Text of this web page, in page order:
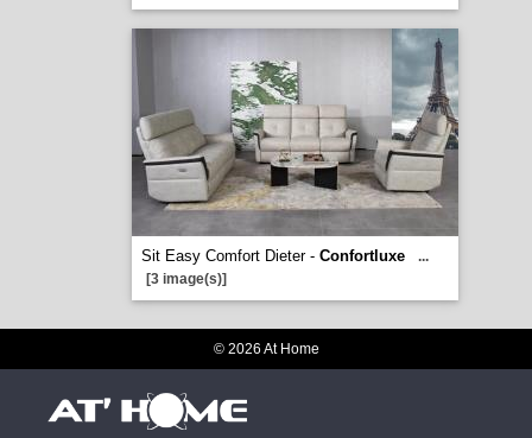
Sit Easy Comfort Dieter - Confortluxe
...
[3 image(s)]
© 2026 At Home